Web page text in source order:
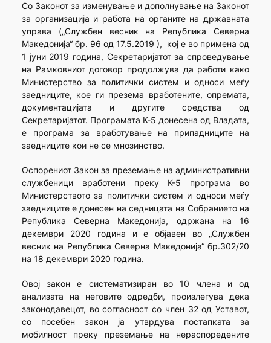
Со Законот за изменување и дополнување на Законот
за организација и работа на органите на државната
управа („Службен весник на Република Северна
Македонија“ бр. 96 од 17.5.2019 ), кој е во примена од
1 јуни 2019 година, Секретаријатот за спроведување
на Рамковниот договор продолжува да работи како
Министерство за политички систем и односи меѓу
заедниците, кое ги презема вработените, опремата,
документацијата и другите средства од
Секретаријатот. Програмата К-5 донесена од Владата,
е програма за вработување на припадниците на
заедниците кои не се мнозинство.
Оспорениот Закон за преземање на административни
службеници вработени преку К-5 програма во
Министерството за политички систем и односи меѓу
заедниците е донесен на седницата на Собранието на
Република Северна Македонија, одржана на 16
декември 2020 година и е објавен во „Службен
весник на Република Северна Македонија“ бр.302/20
на 18 декември 2020 година.
Овој закон е систематизиран во 10 члена и од
анализата на неговите одредби, произлегува дека
законодавецот, во согласност со член 32 од Уставот,
со посебен закон ја утврдува постапката за
мобилност преку преземање на нераспоредените